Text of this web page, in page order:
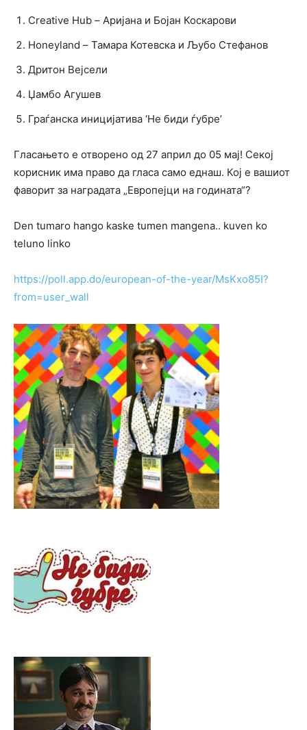
Creative Hub – Аријана и Бојан Коскарови
Honeyland – Тамара Котевска и Љубо Стефанов
Дритон Вејсели
Џамбо Агушев
Граѓанска иницијатива ‘Не биди ѓубре’
Гласањето е отворено од 27 април до 05 мај! Секој
корисник има право да гласа само еднаш. Кој е вашиот
фаворит за наградата „Европејци на годината“?
Den tumaro hango kaske tumen mangena.. kuven ko
teluno linko
https://poll.app.do/european-of-the-year/MsKxo85I?
from=user_wall